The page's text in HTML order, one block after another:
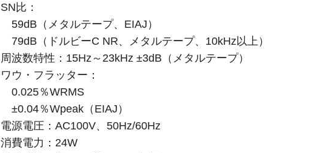
SN比：
59dB（メタルテープ、EIAJ）
79dB（ドルビーC NR、メタルテープ、10kHz以上）
周波数特性：15Hz～23kHz ±3dB（メタルテープ）
ワウ・フラッター：
0.025％WRMS
±0.04％Wpeak（EIAJ）
電源電圧：AC100V、50Hz/60Hz
消費電力：24W